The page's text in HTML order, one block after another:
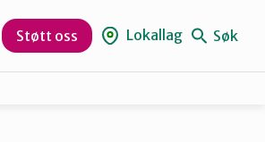
Støtt oss Lokallag Søk